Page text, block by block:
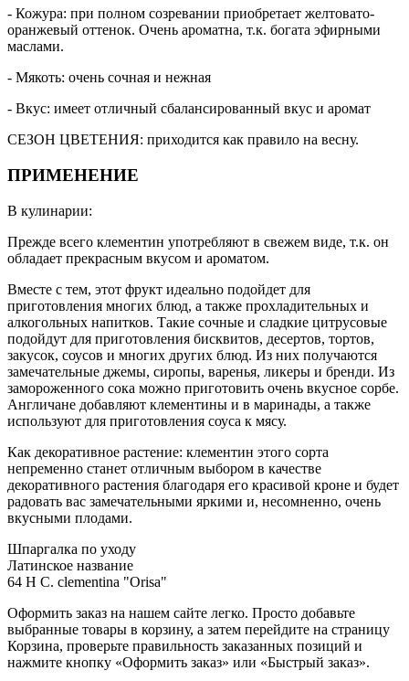
- Кожура: при полном созревании приобретает желтовато-
оранжевый оттенок. Очень ароматна, т.к. богата эфирными
маслами.
- Мякоть: очень сочная и нежная
- Вкус: имеет отличный сбалансированный вкус и аромат
СЕЗОН ЦВЕТЕНИЯ: приходится как правило на весну.
ПРИМЕНЕНИЕ
В кулинарии:
Прежде всего клементин употребляют в свежем виде, т.к. он
обладает прекрасным вкусом и ароматом.
Вместе с тем, этот фрукт идеально подойдет для
приготовления многих блюд, а также прохладительных и
алкогольных напитков. Такие сочные и сладкие цитрусовые
подойдут для приготовления бисквитов, десертов, тортов,
закусок, соусов и многих других блюд. Из них получаются
замечательные джемы, сиропы, варенья, ликеры и бренди. Из
замороженного сока можно приготовить очень вкусное сорбе.
Англичане добавляют клементины и в маринады, а также
используют для приготовления соуса к мясу.
Как декоративное растение: клементин этого сорта
непременно станет отличным выбором в качестве
декоративного растения благодаря его красивой кроне и будет
радовать вас замечательными яркими и, несомненно, очень
вкусными плодами.
Шпаргалка по уходу
Латинское название
64 H C. clementina "Orisa"
Оформить заказ на нашем сайте легко. Просто добавьте
выбранные товары в корзину, а затем перейдите на страницу
Корзина, проверьте правильность заказанных позиций и
нажмите кнопку «Оформить заказ» или «Быстрый заказ».